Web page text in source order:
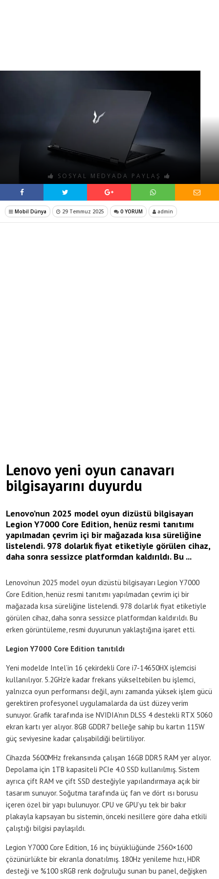
SOSYAL MEDYADA PAYLAŞ
Mobil Dünya 29 Temmuz 2025 0 YORUM admin
Lenovo yeni oyun canavarı
bilgisayarını duyurdu
Lenovo’nun 2025 model oyun dizüstü bilgisayarı
Legion Y7000 Core Edition, henüz resmi tanıtımı
yapılmadan çevrim içi bir mağazada kısa süreliğine
listelendi. 978 dolarlık fiyat etiketiyle görülen cihaz,
daha sonra sessizce platformdan kaldırıldı. Bu ...
Lenovo’nun 2025 model oyun dizüstü bilgisayarı Legion Y7000
Core Edition, henüz resmi tanıtımı yapılmadan çevrim içi bir
mağazada kısa süreliğine listelendi. 978 dolarlık fiyat etiketiyle
görülen cihaz, daha sonra sessizce platformdan kaldırıldı. Bu
erken görüntüleme, resmi duyurunun yaklaştığına işaret etti.
Legion Y7000 Core Edition tanıtıldı
Yeni modelde Intel’in 16 çekirdekli Core i7-14650HX işlemcisi
kullanılıyor. 5.2GHz’e kadar frekans yükseltebilen bu işlemci,
yalnızca oyun performansı değil, aynı zamanda yüksek işlem gücü
gerektiren profesyonel uygulamalarda da üst düzey verim
sunuyor. Grafik tarafında ise NVIDIA’nın DLSS 4 destekli RTX 5060
ekran kartı yer alıyor. 8GB GDDR7 belleğe sahip bu kartın 115W
güç seviyesine kadar çalışabildiği belirtiliyor.
Cihazda 5600MHz frekansında çalışan 16GB DDR5 RAM yer alıyor.
Depolama için 1TB kapasiteli PCIe 4.0 SSD kullanılmış. Sistem
ayrıca çift RAM ve çift SSD desteğiyle yapılandırmaya açık bir
tasarım sunuyor. Soğutma tarafında üç fan ve dört ısı borusu
içeren özel bir yapı bulunuyor. CPU ve GPU’yu tek bir bakır
plakayla kapsayan bu sistemin, önceki nesillere göre daha etkili
çalıştığı bilgisi paylaşıldı.
Legion Y7000 Core Edition, 16 inç büyüklüğünde 2560×1600
çözünürlükte bir ekranla donatılmış. 180Hz yenileme hızı, HDR
desteği ve %100 sRGB renk doğruluğu sunan bu panel, değişken